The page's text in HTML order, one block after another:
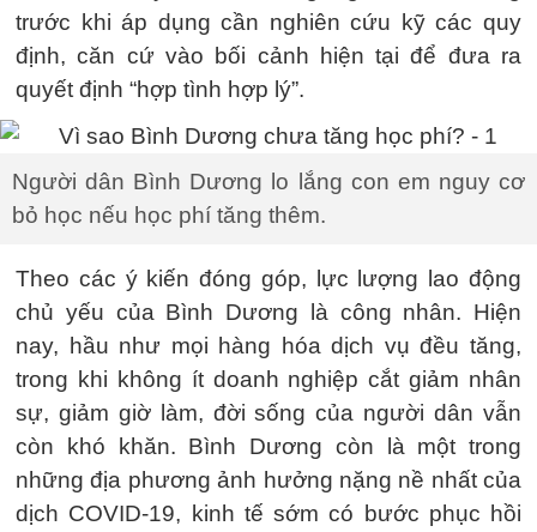
trước khi áp dụng cần nghiên cứu kỹ các quy
định, căn cứ vào bối cảnh hiện tại để đưa ra
quyết định “hợp tình hợp lý”.
Người dân Bình Dương lo lắng con em nguy cơ
bỏ học nếu học phí tăng thêm.
​Theo các ý kiến đóng góp, lực lượng lao động
chủ yếu của Bình Dương là công nhân. Hiện
nay, hầu như mọi hàng hóa dịch vụ đều tăng,
trong khi không ít doanh nghiệp cắt giảm nhân
sự, giảm giờ làm, đời sống của người dân vẫn
còn khó khăn. Bình Dương còn là một trong
những địa phương ảnh hưởng nặng nề nhất của
dịch COVID-19, kinh tế sớm có bước phục hồi